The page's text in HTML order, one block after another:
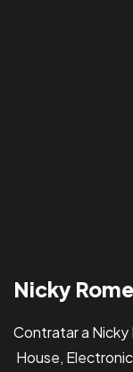
Nicky
Contratar a
House,